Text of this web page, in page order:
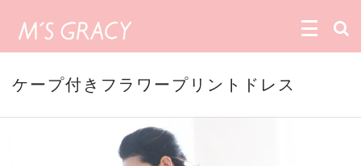
ケープ付きフラワープリントドレス